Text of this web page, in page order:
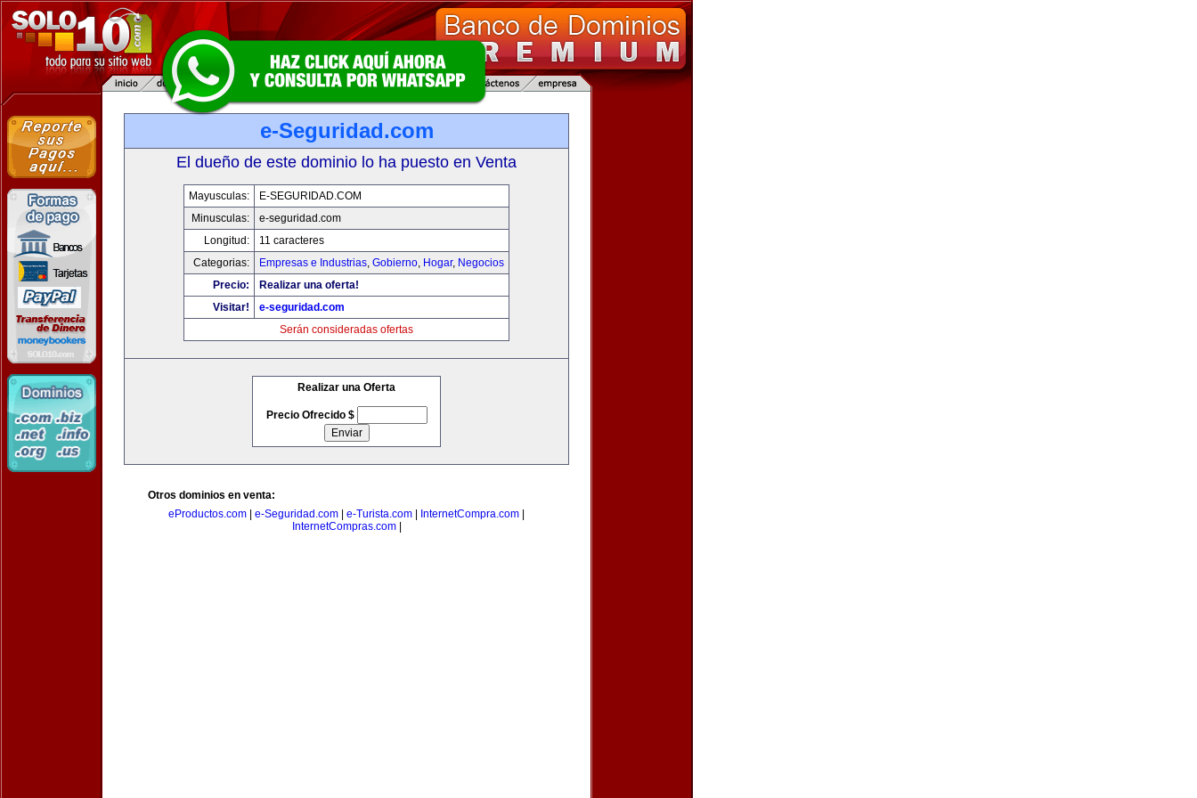
e-Seguridad.com
El dueño de este dominio lo ha puesto en Venta
Mayusculas:
E-SEGURIDAD.COM
Minusculas:
e-seguridad.com
Longitud:
11 caracteres
Categorias:
Empresas e Industrias, Gobierno, Hogar, Negocios
Precio:
Realizar una oferta!
Visitar!
e-seguridad.com
Serán consideradas ofertas
Realizar una Oferta
Precio Ofrecido $
Otros dominios en venta:
eProductos.com
e-Seguridad.com e-Turista.com InternetCompra.com
InternetCompras.com|